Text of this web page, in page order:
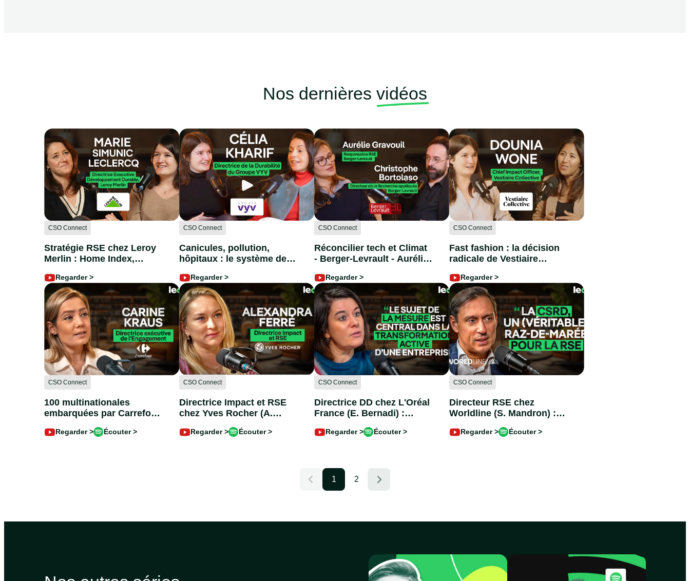
Nos dernières vidéos
CSO Connect
Stratégie RSE chez Leroy
Merlin : Home Index,
énergétique
Regarder >
CSO Connect
Canicules, pollution,
hôpitaux : le système de
Kharif (‪@GroupeVYV‬)
Regarder >
CSO Connect
Réconcilier tech et Climat
- Berger-Levrault - Aurélie
Bortolaso
Regarder >
CSO Connect
Fast fashion : la décision
radicale de Vestiaire
@VestiaireCollective)
Regarder >
CSO Connect
100 multinationales
embarquées par Carrefour
Kraus @Carrefour révèle
Regarder > Écouter >
CSO Connect
Directrice Impact et RSE
chez Yves Rocher (A.
millions de clientes pour
Regarder > Écouter >
CSO Connect
Directrice DD chez L'Oréal
France (E. Bernadi) :
le changement durable
Regarder > Écouter >
CSO Connect
Directeur RSE chez
Worldline (S. Mandron) :
sacrifices pour l’ESG?
Regarder > Écouter >
1 2